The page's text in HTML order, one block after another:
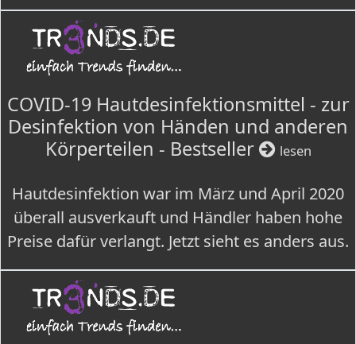
COVID-19 Hautdesinfektionsmittel - zur
Desinfektion von Händen und anderen
Körperteilen - Bestseller
lesen
Hautdesinfektion war im März und April 2020
überall ausverkauft und Händler haben hohe
Preise dafür verlangt. Jetzt sieht es anders aus.